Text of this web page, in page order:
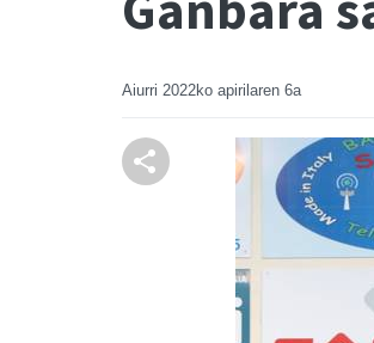
Aiurri 2022ko apirilaren 6a